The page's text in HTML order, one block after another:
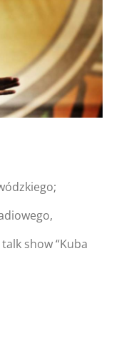
access
show “Kuba